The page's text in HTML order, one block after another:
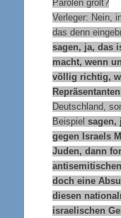
Parolen grölt?
Verleger: Nein,
das denn
sagen, ja, das
macht, wenn
völlig richtig,
Deutschland,
Beispiel sagen,
gegen Israels
Juden, dann
doch eine
diesen
israelischen